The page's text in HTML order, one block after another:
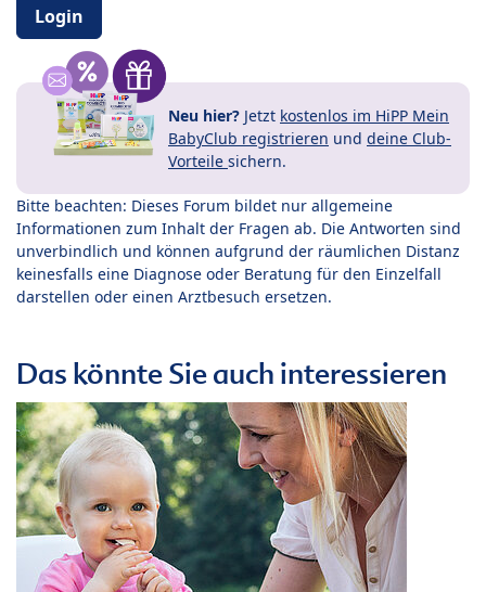
Login
Neu hier? Jetzt kostenlos im HiPP Mein
BabyClub registrieren und deine Club-
Vorteile sichern.
Bitte beachten: Dieses Forum bildet nur allgemeine
Informationen zum Inhalt der Fragen ab. Die Antworten sind
unverbindlich und können aufgrund der räumlichen Distanz
keinesfalls eine Diagnose oder Beratung für den Einzelfall
darstellen oder einen Arztbesuch ersetzen.
Das könnte Sie auch interessieren